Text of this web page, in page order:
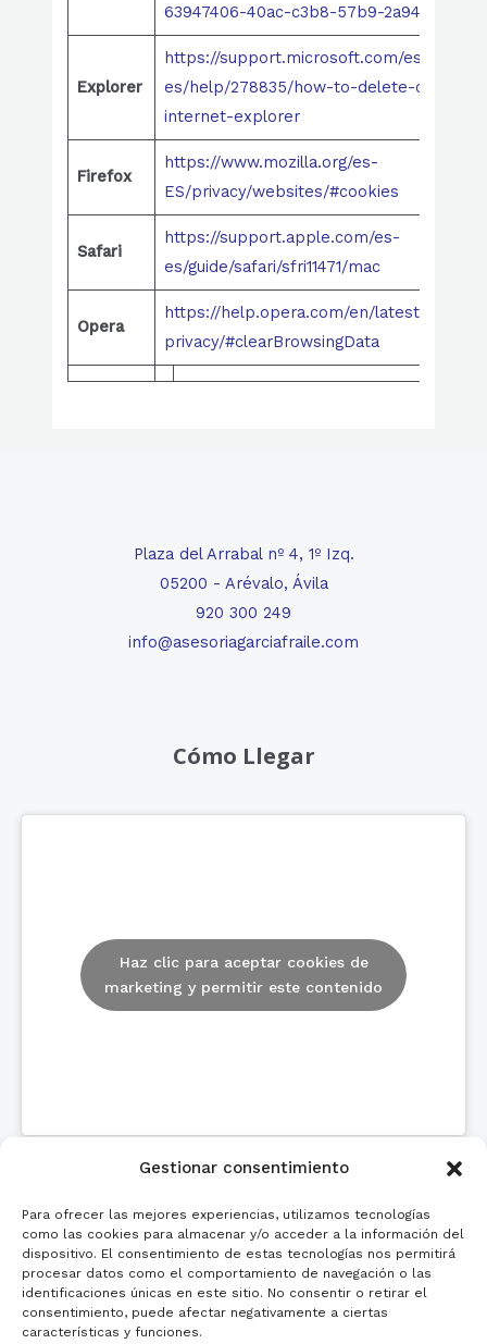
Gestionar consentimiento
Para ofrecer las mejores experiencias, utilizamos tecnologías
como las cookies para almacenar y/o acceder a la información del
dispositivo. El consentimiento de estas tecnologías nos permitirá
procesar datos como el comportamiento de navegación o las
identificaciones únicas en este sitio. No consentir o retirar el
consentimiento, puede afectar negativamente a ciertas
características y funciones.
63947406-40ac-c3b8-57b9-
Explorer
https://support.microsoft.com/es-
es/help/278835/how-to-delete-cookie-
internet-explorer
Firefox
https://www.mozilla.org/es-
ES/privacy/websites/#cookies
Safari
https://support.apple.com/es-
es/guide/safari/sfri11471/mac
Opera
https://help.opera.com/en/latest/
privacy/#clearBrowsingData
Plaza del Arrabal nº 4, 1º Izq.
05200 - Arévalo, Ávila
920 300 249
info@asesoriagarciafraile.com
Cómo Llegar
Haz clic para aceptar cookies de
marketing y permitir este contenido
Textos Legales
Aviso Legal
Política de privacidad
POLÍTICA DE COOKIES